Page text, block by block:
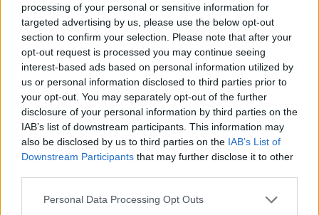
processing of your personal or sensitive information for
targeted advertising by us, please use the below opt-out
section to confirm your selection. Please note that after your
opt-out request is processed you may continue seeing
interest-based ads based on personal information utilized by
us or personal information disclosed to third parties prior to
your opt-out. You may separately opt-out of the further
disclosure of your personal information by third parties on the
IAB’s list of downstream participants. This information may
also be disclosed by us to third parties on the IAB’s List of
Downstream Participants that may further disclose it to other
Personal Data Processing Opt Outs
Nelaimė įvyko netoli miesto centro. Eismo
įvykyje dalyvavo du viešojo transporto
bendrovės „Bee Network“ autobusai. Vis
dėlto Mančesterio policija paskelbė, kad
sunkiai sužalotų keleivių nebuvo.
Eismo įvykis kilo Ročdeilio kelyje (A664) prie
Livsio (Livesey) gatvės. Nuotraukose iš įvykio
autobusų detalės. Vienas autobusas, regis,